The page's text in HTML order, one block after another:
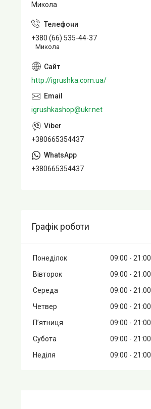
Микола
+380 (66) 535-44-37
Микола
http://igrushka.com.ua/
igrushkashop@ukr.net
+380665354437
+380665354437
Графік роботи
Понеділок 09:00
21:00
Вівторок
09:00
21:00
Середа
09:00
21:00
Четвер
09:00
21:00
Пʼятниця
09:00
21:00
Субота
09:00
21:00
Неділя
09:00 21:00